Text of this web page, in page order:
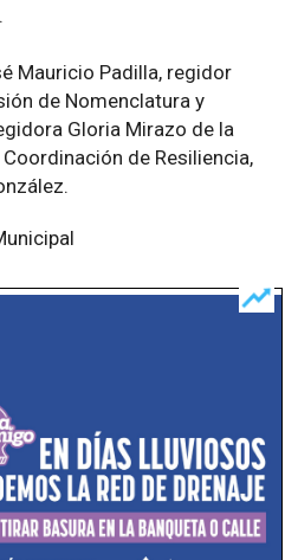
Mauricio Padilla, regidor
de Nomenclatura y
Gloria Mirazo de la
de Resiliencia,